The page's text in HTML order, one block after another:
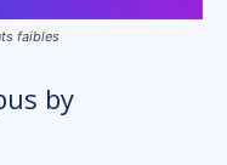
faibles
by